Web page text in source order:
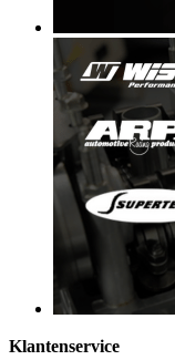
Klantenservice